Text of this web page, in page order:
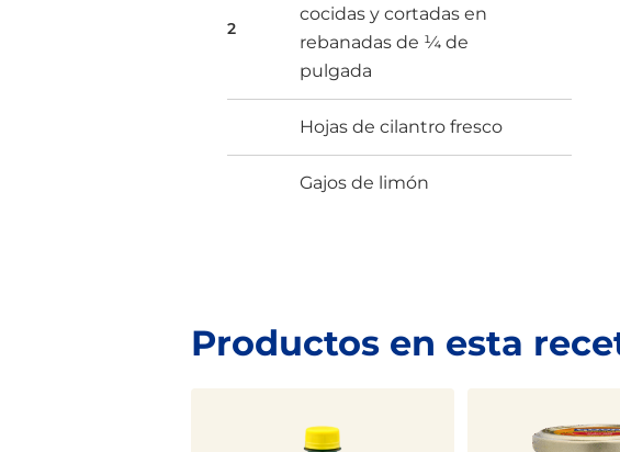
2
cocidas y cortadas en
rebanadas de ¼ de
pulgada
Hojas de cilantro fresco
Gajos de limón
Productos en esta